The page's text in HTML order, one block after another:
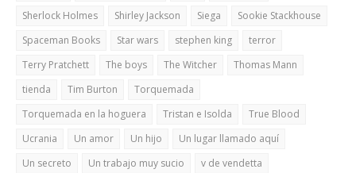
Sherlock Holmes
Shirley Jackson Siega
Sookie Stackhouse
Spaceman Books
Star wars stephen king
terror
Terry Pratchett
The boys The Witcher
Thomas Mann
tienda
Tim Burton
Torquemada
Torquemada en la hoguera
Tristan e Isolda
True Blood
Ucrania
Un amor Un hijo
Un lugar llamado aquí
Un secreto
Un trabajo muy sucio
v de vendetta